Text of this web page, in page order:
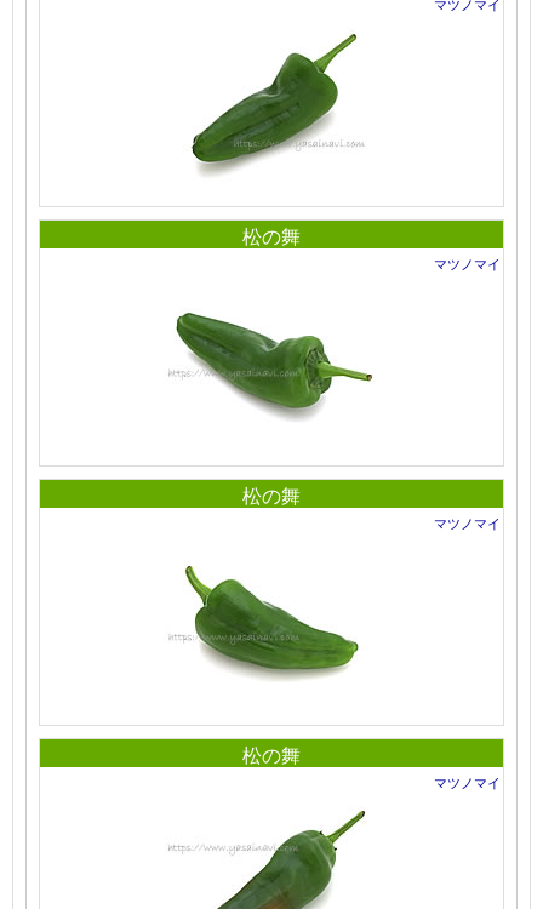
松の舞
マツノマイ
松の舞
マツノマイ
松の舞
マツノマイ